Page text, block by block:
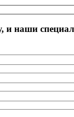
и наши